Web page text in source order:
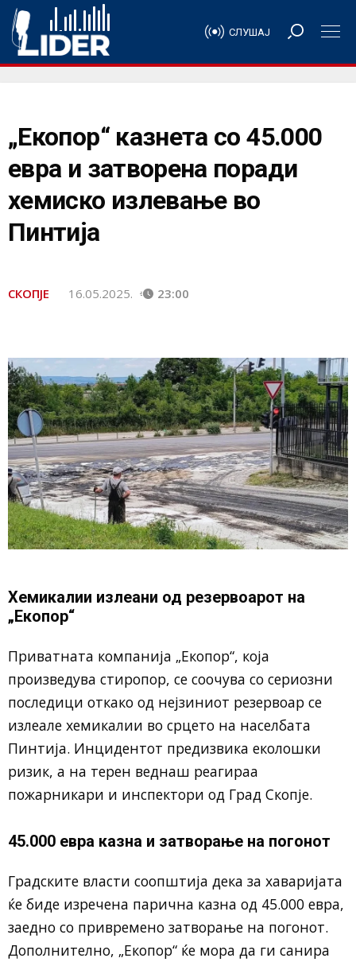
СЛУШАЈ
„Екопор“ казнета со 45.000
евра и затворена поради
хемиско излевање во
Пинтија
СКОПЈЕ 16.05.2025. 23:00
Хемикалии излеани од резервоарот на
„Екопор“
Приватната компанија „Екопор“, која
произведува стиропор, се соочува со сериозни
последици откако од нејзиниот резервоар се
излеале хемикалии во срцето на населбата
Пинтија. Инцидентот предизвика еколошки
ризик, а на терен веднаш реагираа
пожарникари и инспектори од Град Скопје.
45.000 евра казна и затворање на погонот
Градските власти соопштија дека за хаваријата
ќе биде изречена парична казна од 45.000 евра,
заедно со привремено затворање на погонот.
Дополнително, „Екопор“ ќе мора да ги санира